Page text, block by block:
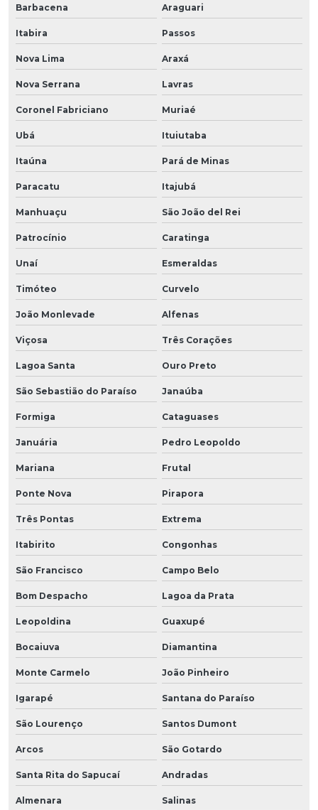
Barbacena Araguari
Itabira Passos
Nova Lima Araxá
Nova Serrana Lavras
Coronel Fabriciano Muriaé
Ubá Ituiutaba
Itaúna Pará de Minas
Paracatu Itajubá
Manhuaçu São João del Rei
Patrocínio Caratinga
Unaí Esmeraldas
Timóteo Curvelo
João Monlevade Alfenas
Viçosa Três Corações
Lagoa Santa Ouro Preto
São Sebastião do Paraíso Janaúba
Formiga Cataguases
Januária Pedro Leopoldo
Mariana Frutal
Ponte Nova Pirapora
Três Pontas Extrema
Itabirito Congonhas
São Francisco Campo Belo
Bom Despacho Lagoa da Prata
Leopoldina Guaxupé
Bocaiuva Diamantina
Monte Carmelo João Pinheiro
Igarapé Santana do Paraíso
São Lourenço Santos Dumont
Arcos São Gotardo
Santa Rita do Sapucaí Andradas
Almenara Salinas